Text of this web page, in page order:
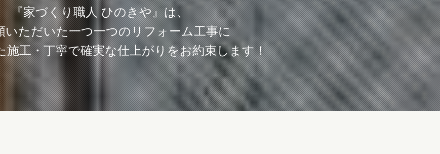
『家づくり職人 ひのきや』は、
いただいた一つ一つのリフォーム工事に
施工・丁寧で確実な仕上がりをお約束します！